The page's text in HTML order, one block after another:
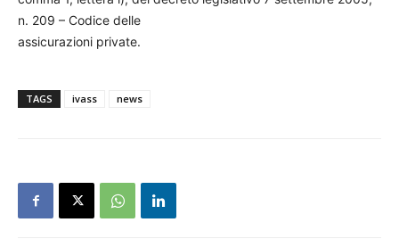
n. 209 – Codice delle
assicurazioni private.
TAGS ivass news